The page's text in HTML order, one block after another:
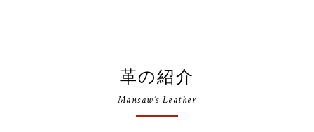
革の紹介
Mansaw’s Leather